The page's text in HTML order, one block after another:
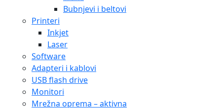
Bubnjevi i beltovi
Printeri
Inkjet
Laser
Software
Adapteri i kablovi
USB flash drive
Monitori
Mrežna oprema – aktivna